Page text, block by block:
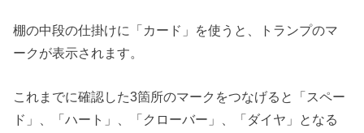
棚の中段の仕掛けに「カード」を使うと、トランプのマ
ークが表示されます。
これまでに確認した3箇所のマークをつなげると「スペー
ド」、「ハート」、「クローバー」、「ダイヤ」となる